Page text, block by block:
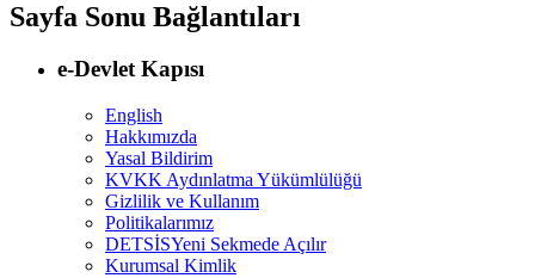
Sayfa Sonu Bağlantıları
e-Devlet Kapısı
English
Hakkımızda
Yasal Bildirim
KVKK Aydınlatma Yükümlülüğü
Gizlilik ve Kullanım
Politikalarımız
DETSİSYeni Sekmede Açılır
Kurumsal Kimlik